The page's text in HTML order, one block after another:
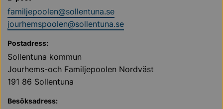
familjepoolen@sollentuna.se
jourhemspoolen@sollentuna.se
Postadress:
Sollentuna kommun
Jourhems-och Familjepoolen Nordväst
191 86 Sollentuna
Besöksadress: